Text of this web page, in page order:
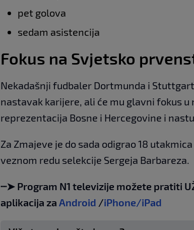
pet golova
sedam asistencija
Fokus na Svjetsko
Nekadašnji fudbaler Dortmunda i
nastavak karijere, ali će mu glavni fokus
reprezentacija Bosne i Hercegovine i
Za Zmajeve je do sada odigrao 18
veznom redu selekcije Sergeja Barbareza.
┈➤ Program N1 televizije možete pratiti
aplikacija za Android /iPhone/iPad